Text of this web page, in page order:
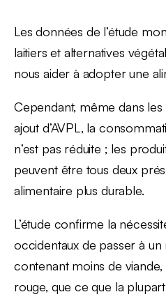
Les données de l’étude
laitiers et alternatives
nous aider à adopter une
Cependant, même dans
ajout d’AVPL, la
n’est pas réduite ; les
peuvent être tous deux
alimentaire plus durable.
L’étude confirme la
occidentaux de passer à
contenant moins de
rouge, que ce que la